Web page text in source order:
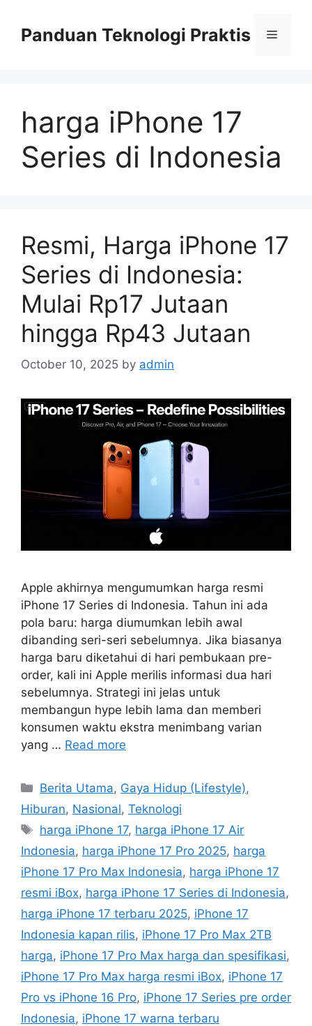
contentPanduan Teknologi Praktis Menu
harga iPhone 17
Series di Indonesia
Resmi, Harga iPhone 17
Series di Indonesia:
Mulai Rp17 Jutaan
hingga Rp43 Jutaan
October 10, 2025 by admin
Apple akhirnya mengumumkan harga resmi
iPhone 17 Series di Indonesia. Tahun ini ada
pola baru: harga diumumkan lebih awal
dibanding seri-seri sebelumnya. Jika biasanya
harga baru diketahui di hari pembukaan pre-
order, kali ini Apple merilis informasi dua hari
sebelumnya. Strategi ini jelas untuk
membangun hype lebih lama dan memberi
konsumen waktu ekstra menimbang varian
yang … Read more
Categories
Berita Utama, Gaya Hidup (Lifestyle),
Hiburan, Nasional, Teknologi
Tags
harga iPhone 17, harga iPhone 17 Air
Indonesia, harga iPhone 17 Pro 2025, harga
iPhone 17 Pro Max Indonesia, harga iPhone 17
resmi iBox, harga iPhone 17 Series di Indonesia,
harga iPhone 17 terbaru 2025, iPhone 17
Indonesia kapan rilis, iPhone 17 Pro Max 2TB
harga, iPhone 17 Pro Max harga dan spesifikasi,
iPhone 17 Pro Max harga resmi iBox, iPhone 17
Pro vs iPhone 16 Pro, iPhone 17 Series pre order
Indonesia, iPhone 17 warna terbaru